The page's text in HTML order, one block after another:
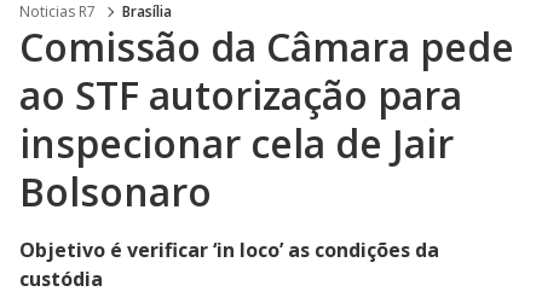
Noticias R7 Brasília
Comissão da Câmara pede
ao STF autorização para
inspecionar cela de Jair
Bolsonaro
Objetivo é verificar ‘in loco’ as condições da
custódia